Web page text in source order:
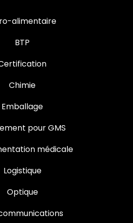
alimentaire
BTP
Chimie
Emballage
pour GMS
médicale
Logistique
Optique